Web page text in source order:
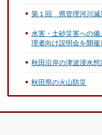
第１回 県管理河川減
水害・土砂災害への
理者向け説明会を開催
秋田沿岸の津波浸水
秋田県の火山防災